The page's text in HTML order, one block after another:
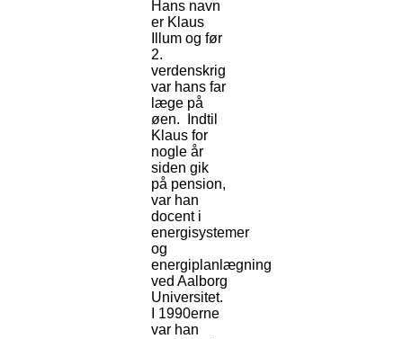
Hans navn
er Klaus
Illum og før
2.
verdenskrig
var hans far
læge på
øen. Indtil
Klaus for
nogle år
siden gik
på pension,
var han
docent i
energisystemer
og
energiplanlægning
ved Aalborg
Universitet.
I 1990erne
var han